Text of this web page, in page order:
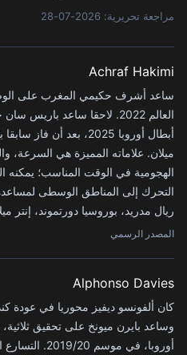
مراجعة تحريرية: 2026-07-28
Achraf Hakimi
ساعد أشرف حكيمي المغرب على
العالم 2022. لاحقا ساعد
أبطال أوروبا 2025، بعد أن
ميلان. علاماته المميزة هي السرعة،
الهجومية في الوقت المناسب؛ يمكنه
التحرك إلى المناطق الوسطى
ريال مدريد، بوروسيا دورتموند، إنتر
المصدر الرسمي
Alphonso Davies
وساعد بايرن ميونخ على تحقيق
أوروبا، في موسم